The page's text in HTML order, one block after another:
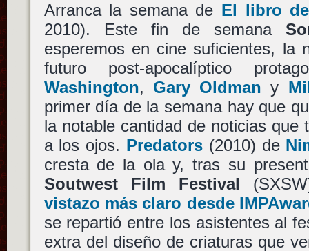
Arranca la semana de El libro
2010). Este fin de semana
esperemos en cine suficientes, la
futuro post-apocalíptico
Washington, Gary Oldman y
primer día de la semana hay que
la notable cantidad de noticias que
a los ojos. Predators(2010) de
cresta de la ola y, tras su
Soutwest Film Festival
vistazo más claro desde
se repartió entre los asistentes al
extra del diseño de criaturas que